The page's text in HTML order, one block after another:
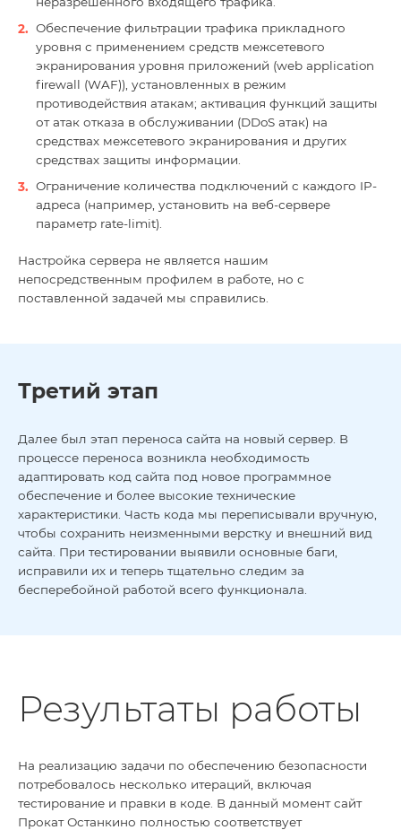
Обеспечение фильтрации трафика прикладного
уровня с применением средств межсетевого
экранирования уровня приложений (web application
firewall (WAF)), установленных в режим
противодействия атакам; активация функций защиты
от атак отказа в обслуживании (DDoS атак) на
средствах межсетевого экранирования и других
средствах защиты информации.
Ограничение количества подключений с каждого IP-
адреса (например, установить на веб-сервере
параметр rate-limit).
Настройка сервера не является нашим
непосредственным профилем в работе, но с
поставленной задачей мы справились.
Третий этап
Далее был этап переноса сайта на новый сервер. В
процессе переноса возникла необходимость
адаптировать код сайта под новое программное
обеспечение и более высокие технические
характеристики. Часть кода мы переписывали вручную,
чтобы сохранить неизменными верстку и внешний вид
сайта. При тестировании выявили основные баги,
исправили их и теперь тщательно следим за
бесперебойной работой всего функционала.
Результаты работы
На реализацию задачи по обеспечению безопасности
потребовалось несколько итераций, включая
тестирование и правки в коде. В данный момент сайт
Прокат Останкино полностью соответствует